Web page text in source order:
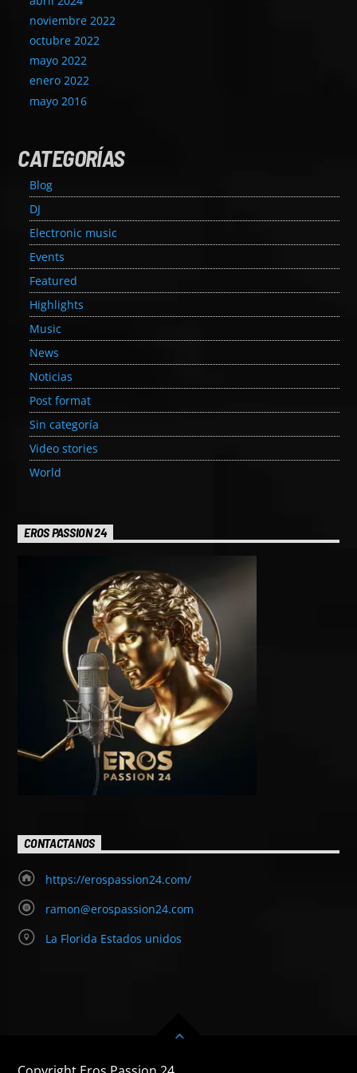
noviembre 2022
octubre 2022
mayo 2022
enero 2022
mayo 2016
CATEGORÍAS
Blog
DJ
Electronic music
Events
Featured
Highlights
Music
News
Noticias
Post format
Sin categoría
Video stories
World
EROS PASSION 24
CONTACTANOS
https://erospassion24.com/
ramon@erospassion24.com
La Florida Estados unidos